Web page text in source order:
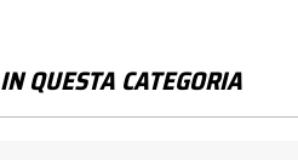
IN QUESTA CATEGORIA